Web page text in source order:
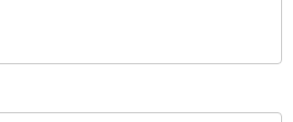
び投稿すること